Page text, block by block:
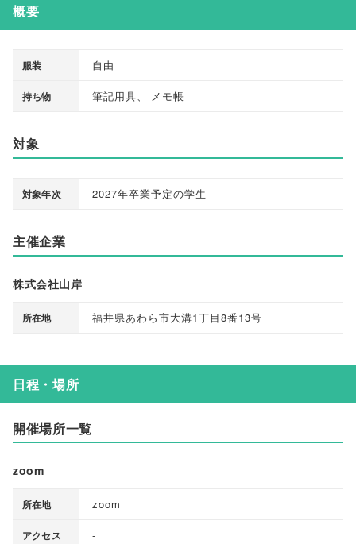
概要
服装 自由
持ち物 筆記用具、 メモ帳
対象
対象年次 2027年卒業予定の学生
主催企業
株式会社山岸
所在地 福井県あわら市大溝1丁目8番13号
日程・場所
開催場所一覧
zoom
所在地 zoom
アクセス -